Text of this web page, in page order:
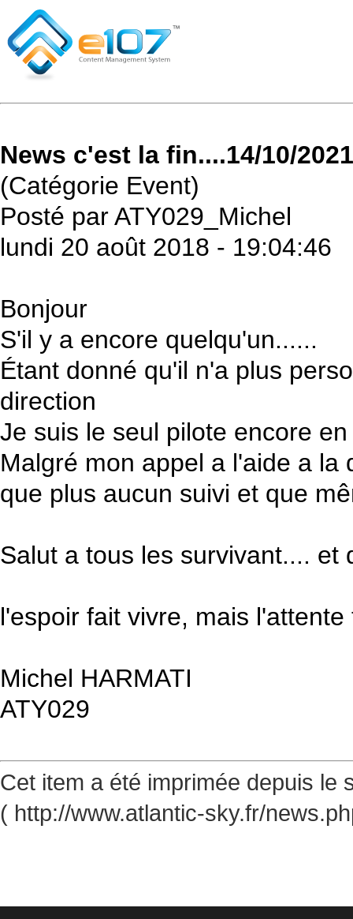
News c'est la fin....14/10/2021
(Catégorie Event)
Posté par ATY029_Michel
lundi 20 août 2018 - 19:04:46
Bonjour
S'il y a encore quelqu'un......
Étant donné qu'il n'a plus
direction
Je suis le seul pilote encore
Malgré mon appel a l'aide a la
que plus aucun suivi et que
Salut a tous les survivant.... et
l'espoir fait vivre, mais
Michel HARMATI
ATY029
Cet item a été imprimée depuis le
( http://www.atlantic-sky.fr/